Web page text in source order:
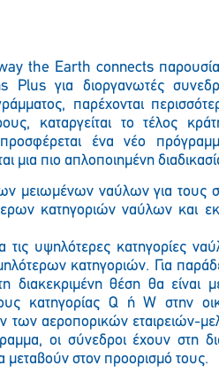
the Earth connects
Plus για διοργανωτές
παρέχονται
καταργείται το τέλος
ένα νέο
μια πιο απλοποιημένη
μειωμένων ναύλων για τους
κατηγοριών ναύλων και
τις υψηλότερες κατηγορίες
κατηγοριών. Για
διακεκριμένη θέση θα είναι
κατηγορίας Q ή W στην
των αεροπορικών εταιρειών-
οι σύνεδροι έχουν στη
μεταβούν στον προορισμό τους.